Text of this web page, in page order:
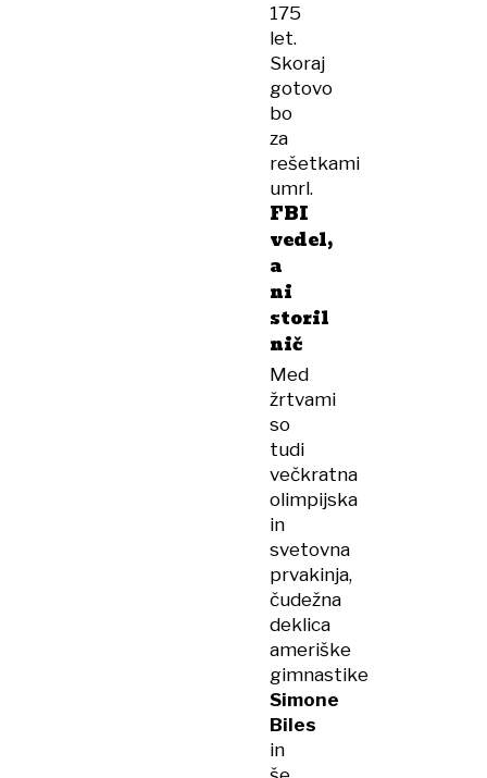
175
let.
Skoraj
gotovo
bo
za
rešetkami
umrl.
FBI
vedel,
a
ni
storil
nič
Med
žrtvami
so
tudi
večkratna
olimpijska
in
svetovna
prvakinja,
čudežna
deklica
ameriške
gimnastike
Simone
Biles
in